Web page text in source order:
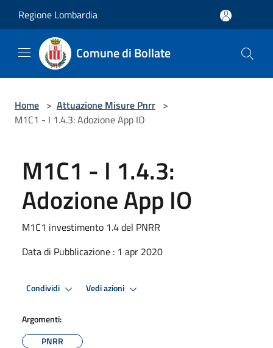
Regione Lombardia
Comune di Bollate
Home > Attuazione Misure Pnrr >
M1C1 - I 1.4.3: Adozione App IO
M1C1 - I 1.4.3:
Adozione App IO
M1C1 investimento 1.4 del PNRR
Data di Pubblicazione : 1 apr 2020
Condividi Vedi azioni
Argomenti:
PNRR